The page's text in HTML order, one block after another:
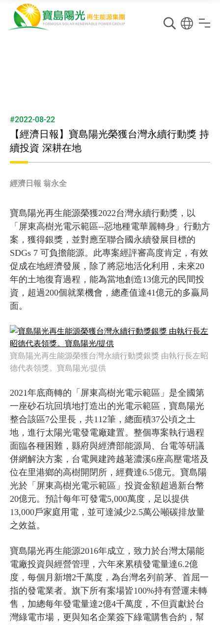
#2022-08-22
【經濟日報】寶島陽光榮獲台灣永續行動獎 持
續投資 深耕在地
經濟日報 翁永全
寶島陽光再生能源榮獲2022台灣永續行動獎，以
「屏東高樹光電示範區--惡地種電華麗轉身」行動方
案，獲得銀獎，並對應至聯合國永續發展目標的
SDGs 7 可負擔能源。此專案經評審高度肯定，有效
促成在地經濟發展，除了將惡地活化利用，未來20
年的土地復育過程，能為當地創造13億元的民間投
資，超過200個就業機會，總產值達41億元的多贏局
面。
寶島陽光再生能源榮獲台灣永續行動獎銀獎 由執行長左昭
德代表領獎。寶島陽光/提供
2021年底商轉的「屏東高樹光電示範區」是全國第
一座砂石坑回填地打造出的光電示範區，寶島陽光
整合該區7公里長，共112筆，總面積37公頃之土
地，進行太陽光電發電廠建置。整個專案執行過程
面臨各種困難，縣府與經濟部能源局、台電等研議
併網解決方案，台電興建跨越荖濃溪6座高壓電塔及
位在里港鄉的高樹開閉所，經費達6.5億元。寶島陽
光於「屏東高樹光電示範區」投資金額超過新台幣
20億元。預計每年可發電5,000萬度，足以提供
13,000戶家庭用電，並可達減少2.5萬公噸碳排放量
之效益。
寶島陽光再生能源2016年成立，致力於台灣太陽能
電廠投資與經營管理，六年來累積發電量達6.2億
度，每個月新增2千萬度，為台灣名列前茅、首屈一
指的發電業者。旗下所有案場皆100%持有營運未轉
售，加總每年發電量達2億4千萬度，不但貢獻於台
灣綠電市場，更與知名企業簽下綠電購售合約，幫